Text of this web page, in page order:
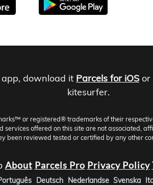
download it Parcels for iOS or
kitesurfer.
or registered® trademarks of their
offered on this site are not associated,
been reviewed tested or certified by any other
About Parcels Pro Privacy Policy
Deutsch Nederlandse Svenska